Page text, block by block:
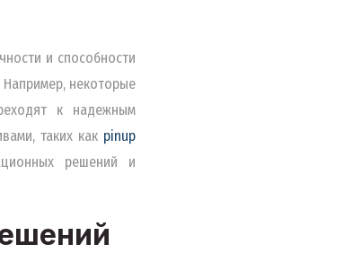
и способности
Например, некоторые
к надежным
таких как pinup
решений и